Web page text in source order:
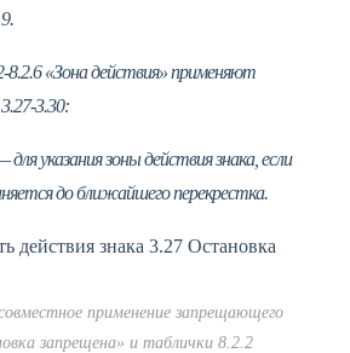
8.2.6 «Зона действия» применяют
3.30:
указания зоны действия знака, если
до ближайшего перекрестка.
применение запрещающего
запрещена» и таблички 8.2.2